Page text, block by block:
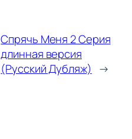
Спрячь Меня 2 Серия
длинная версия
(Русский Дубляж)
→